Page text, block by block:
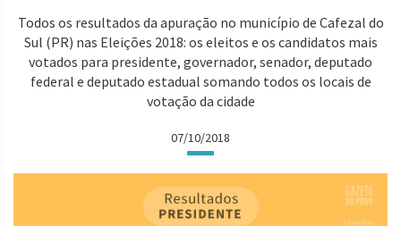
Todos os resultados da apuração no município de Cafezal do
Sul (PR) nas Eleições 2018: os eleitos e os candidatos mais
votados para presidente, governador, senador, deputado
federal e deputado estadual somando todos os locais de
votação da cidade
07/10/2018